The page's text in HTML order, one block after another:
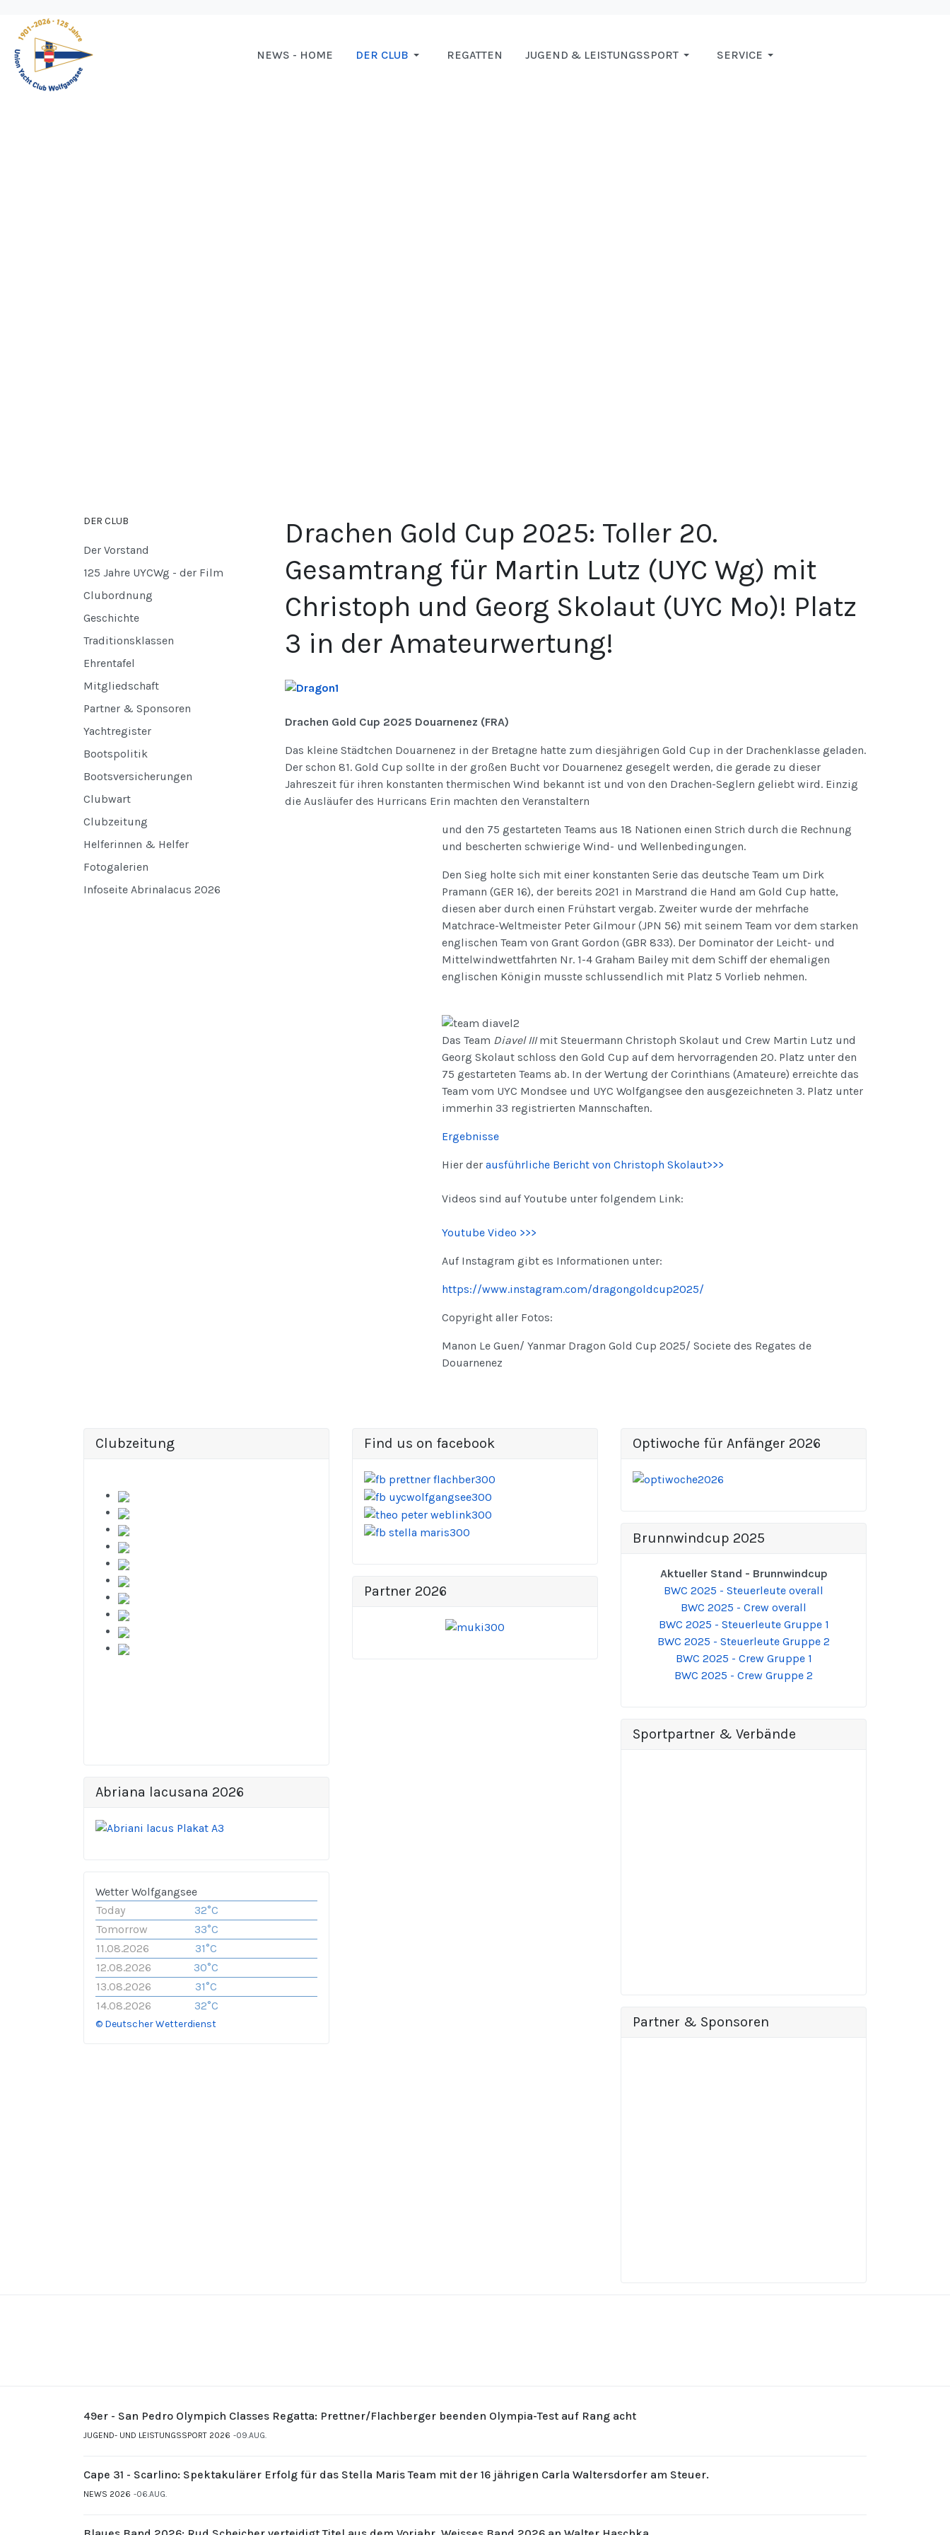
NEWS - HOME DER CLUB REGATTEN JUGEND & LEISTUNGSSPORT SERVICE
Drachen Gold Cup 2025: Toller 20.
Gesamtrang für Martin Lutz (UYC Wg) mit
Christoph und Georg Skolaut (UYC Mo)! Platz
3 in der Amateurwertung!
Drachen Gold Cup 2025 Douarnenez (FRA)
Das kleine Städtchen Douarnenez in der Bretagne hatte zum diesjährigen Gold Cup in der Drachenklasse geladen.
Der schon 81. Gold Cup sollte in der großen Bucht vor Douarnenez gesegelt werden, die gerade zu dieser
Jahreszeit für ihren konstanten thermischen Wind bekannt ist und von den Drachen-Seglern geliebt wird. Einzig
die Ausläufer des Hurricans Erin machten den Veranstaltern
und den 75 gestarteten Teams aus 18 Nationen einen Strich durch die Rechnung
und bescherten schwierige Wind- und Wellenbedingungen.
Den Sieg holte sich mit einer konstanten Serie das deutsche Team um Dirk
Pramann (GER 16), der bereits 2021 in Marstrand die Hand am Gold Cup hatte,
diesen aber durch einen Frühstart vergab. Zweiter wurde der mehrfache
Matchrace-Weltmeister Peter Gilmour (JPN 56) mit seinem Team vor dem starken
englischen Team von Grant Gordon (GBR 833). Der Dominator der Leicht- und
Mittelwindwettfahrten Nr. 1-4 Graham Bailey mit dem Schiff der ehemaligen
englischen Königin musste schlussendlich mit Platz 5 Vorlieb nehmen.
Das Team Diavel IIImit Steuermann Christoph Skolaut und Crew Martin Lutz und
Georg Skolaut schloss den Gold Cup auf dem hervorragenden 20. Platz unter den
75 gestarteten Teams ab. In der Wertung der Corinthians (Amateure) erreichte das
Team vom UYC Mondsee und UYC Wolfgangsee den ausgezeichneten 3. Platz unter
immerhin 33 registrierten Mannschaften.
Ergebnisse
Hier der ausführliche Bericht von Christoph Skolaut>>>
Videos sind auf Youtube unter folgendem Link:
Youtube Video >>>
Auf Instagram gibt es Informationen unter:
https://www.instagram.com/dragongoldcup2025/
Copyright aller Fotos:
Manon Le Guen/ Yanmar Dragon Gold Cup 2025/ Societe des Regates de
Douarnenez
DER CLUB
Der Vorstand
125 Jahre UYCWg - der Film
Clubordnung
Geschichte
Traditionsklassen
Ehrentafel
Mitgliedschaft
Partner & Sponsoren
Yachtregister
Bootspolitik
Bootsversicherungen
Clubwart
Clubzeitung
Helferinnen & Helfer
Fotogalerien
Infoseite Abrinalacus 2026
Clubzeitung
Abriana lacusana 2026
Wetter Wolfgangsee
Today
32°C
Tomorrow
33°C
11.08.2026
31°C
12.08.2026
30°C
13.08.2026
31°C
14.08.2026
32°C
© Deutscher Wetterdienst
Find us on facebook
Partner 2026
Optiwoche für Anfänger 2026
Brunnwindcup 2025
Aktueller Stand - Brunnwindcup
BWC 2025 - Steuerleute overall
BWC 2025 - Crew overall
BWC 2025 - Steuerleute Gruppe 1
BWC 2025 - Steuerleute Gruppe 2
BWC 2025 - Crew Gruppe 1
BWC 2025 - Crew Gruppe 2
Sportpartner & Verbände
Partner & Sponsoren
49er - San Pedro Olympich Classes Regatta: Prettner/Flachberger beenden Olympia-Test auf Rang acht
JUGEND- UND LEISTUNGSSPORT 2026 09.AUG.
Cape 31 - Scarlino: Spektakulärer Erfolg für das Stella Maris Team mit der 16 jährigen Carla Waltersdorfer am Steuer.
NEWS 2026 06.AUG.